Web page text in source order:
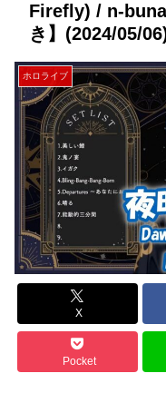
Firefly) / n-
き】(2024/05/
ホロライブ
X
Pocket